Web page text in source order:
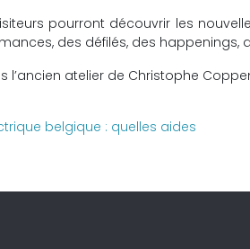
pourront découvrir les
des défilés, des happenings,
l’ancien atelier de Christophe
belgique : quelles aides